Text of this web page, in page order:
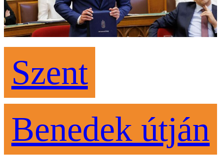
Szent
Benedek útján